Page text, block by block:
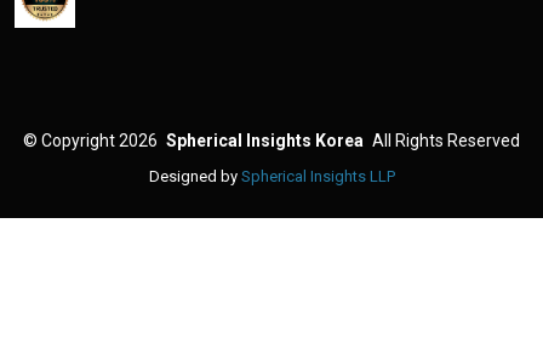
© Copyright 2026 Spherical Insights Korea All Rights Reserved
Designed by Spherical Insights LLP